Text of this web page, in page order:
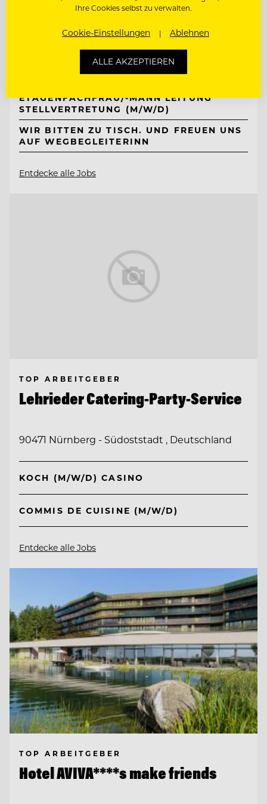
TOP ARBEITGEBER
Naturhotel Bauernhofer
8172 Heilbrunn, Österreich
ETAGENFACHFRAU/-MANN LEITUNG
STELLVERTRETUNG (M/W/D)
WIR BITTEN ZU TISCH. UND FREUEN UNS
AUF WEGBEGLEITERINN
Entdecke alle Jobs
TOP ARBEITGEBER
Lehrieder Catering-Party-Service
90471 Nürnberg - Südoststadt , Deutschland
KOCH (M/W/D) CASINO
COMMIS DE CUISINE (M/W/D)
Entdecke alle Jobs
TOP ARBEITGEBER
Hotel AVIVA****s make friends
Ihre Cookies selbst zu verwalten.
Cookie-Einstellungen Ablehnen
ALLE AKZEPTIEREN